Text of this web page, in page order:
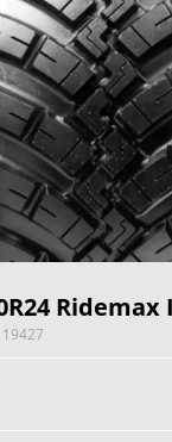
Ridemax
19427